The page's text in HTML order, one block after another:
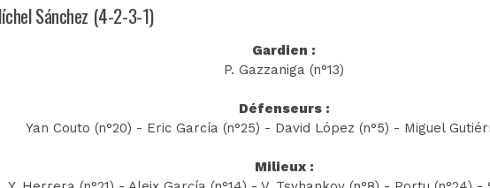
Sánchez (4-2-3-1)
Gardien :
P. Gazzaniga (n°13)
Défenseurs :
Yan Couto (n°20) - Eric García (n°25) - David López (n°5) - Miguel
Milieux :